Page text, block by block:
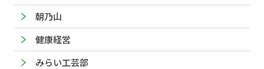
朝乃山
健康経営
みらい工芸部